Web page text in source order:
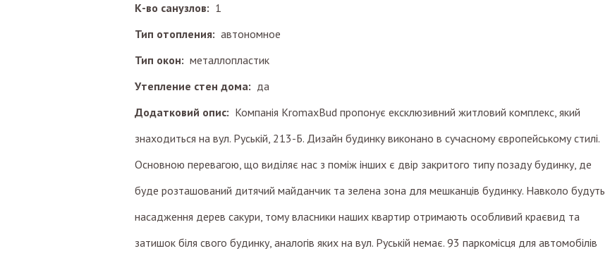
К-во санузлов: 1
Тип отопления: автономное
Тип окон: металлопластик
Утепление стен дома: да
Додатковий опис: Компанія KromaxBud пропонує ексклюзивний житловий комплекс, який
знаходиться на вул. Руській, 213-Б. Дизайн будинку виконано в сучасному європейському стилі.
Основною перевагою, що виділяє нас з поміж інших є двір закритого типу позаду будинку, де
буде розташований дитячий майданчик та зелена зона для мешканців будинку. Навколо будуть
насадження дерев сакури, тому власники наших квартир отримають особливий краєвид та
затишок біля свого будинку, аналогів яких на вул. Руській немає. 93 паркомісця для автомобілів